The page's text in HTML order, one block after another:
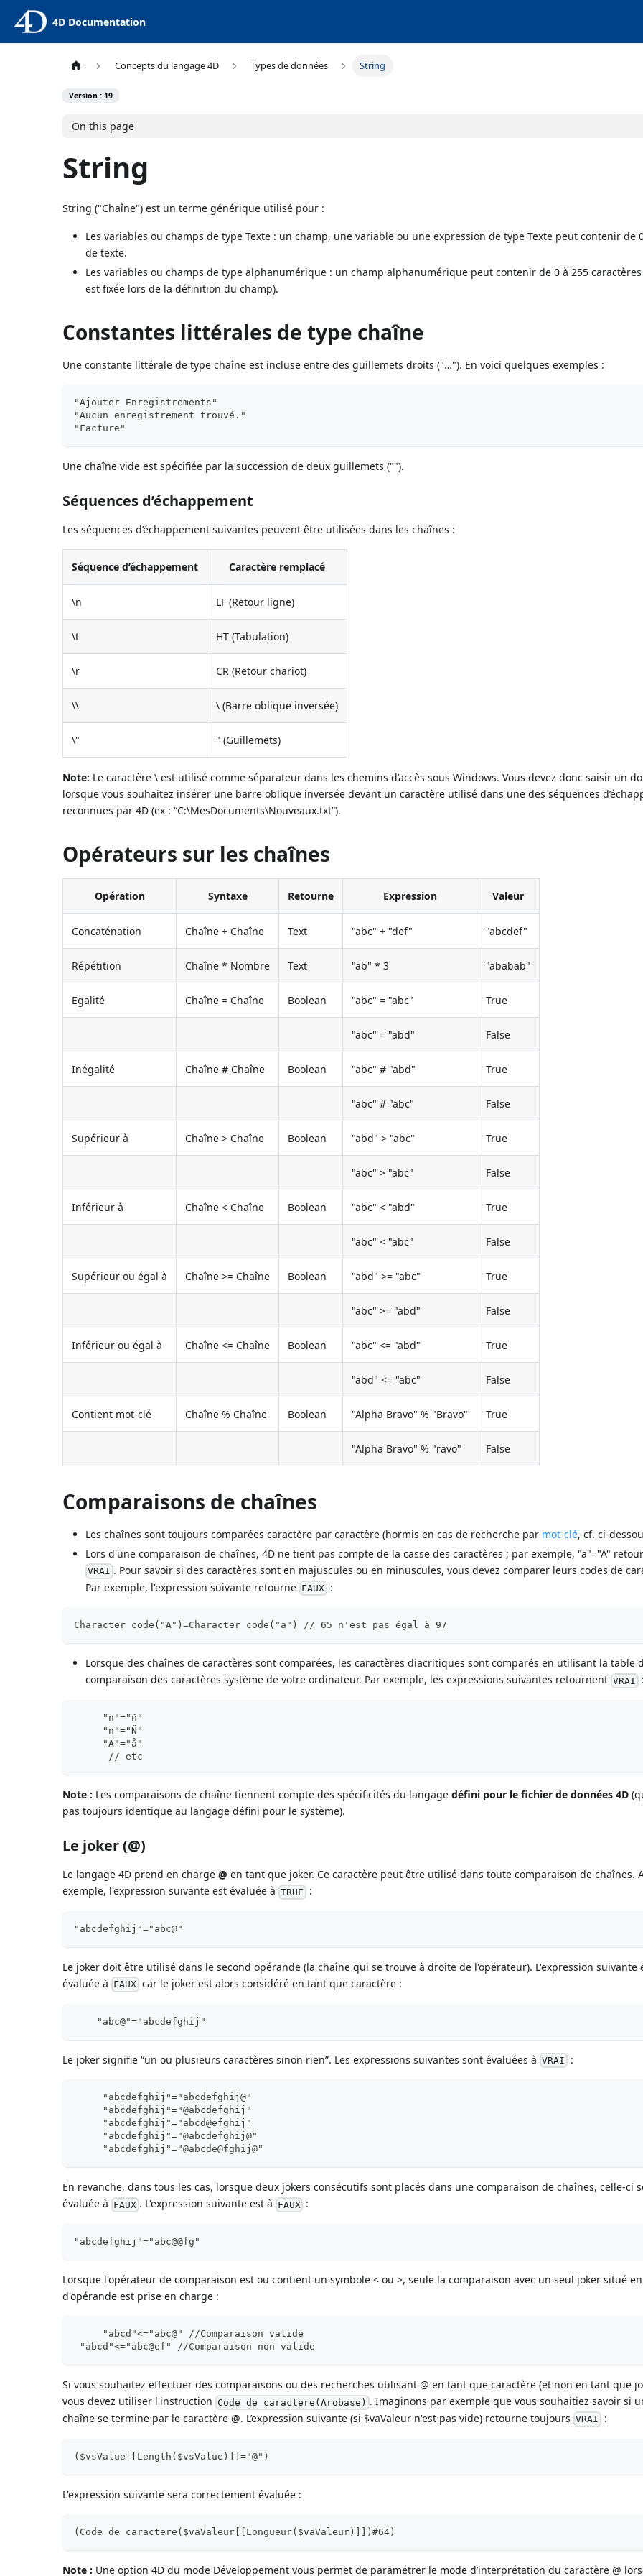
4D Documentation
Concepts du langage 4D Types de données String
Version : 19
On this page
String
String ("Chaîne") est un terme générique utilisé pour :
Les variables ou champs de type Texte : un champ, une variable ou une expression de type Texte peut contenir de
de texte.
Les variables ou champs de type alphanumérique : un champ alphanumérique peut contenir de 0 à 255
est fixée lors de la définition du champ).
Constantes littérales de type chaîne
Une constante littérale de type chaîne est incluse entre des guillemets droits ("…"). En voici quelques exemples :
"Ajouter Enregistrements"
"Aucun enregistrement trouvé."
"Facture"
Une chaîne vide est spécifiée par la succession de deux guillemets ("").
Séquences d’échappement
Les séquences d’échappement suivantes peuvent être utilisées dans les chaînes :
Séquence d’échappement Caractère remplacé
\n LF (Retour ligne)
\t HT (Tabulation)
\r CR (Retour chariot)
\\ \ (Barre oblique inversée)
\" " (Guillemets)
Note: Le caractère \ est utilisé comme séparateur dans les chemins d’accès sous Windows. Vous devez donc saisir un
lorsque vous souhaitez insérer une barre oblique inversée devant un caractère utilisé dans une des séquences
reconnues par 4D (ex : “C:\MesDocuments\Nouveaux.txt”).
Opérateurs sur les chaînes
Opération Syntaxe Retourne Expression Valeur
Concaténation Chaîne + Chaîne Text "abc" + "def" "abcdef"
Répétition Chaîne * Nombre Text "ab" * 3 "ababab"
Egalité Chaîne = Chaîne Boolean "abc" = "abc" True
"abc" = "abd" False
Inégalité Chaîne # Chaîne Boolean "abc" # "abd" True
"abc" # "abc" False
Supérieur à Chaîne > Chaîne Boolean "abd" > "abc" True
"abc" > "abc" False
Inférieur à Chaîne < Chaîne Boolean "abc" < "abd" True
"abc" < "abc" False
Supérieur ou égal à Chaîne >= Chaîne Boolean "abd" >= "abc" True
"abc" >= "abd" False
Inférieur ou égal à Chaîne <= Chaîne Boolean "abc" <= "abd" True
"abd" <= "abc" False
Contient mot-clé Chaîne % Chaîne Boolean "Alpha Bravo" % "Bravo" True
"Alpha Bravo" % "ravo" False
Comparaisons de chaînes
Les chaînes sont toujours comparées caractère par caractère (hormis en cas de recherche par mot-clé, cf. ci-
Lors d'une comparaison de chaînes, 4D ne tient pas compte de la casse des caractères ; par exemple, "a"="A"
VRAI . Pour savoir si des caractères sont en majuscules ou en minuscules, vous devez comparer leurs codes de
Par exemple, l'expression suivante retourne FAUX :
Character code("A")=Character code("a") // 65 n'est pas égal à 97
Lorsque des chaînes de caractères sont comparées, les caractères diacritiques sont comparés en utilisant la table
comparaison des caractères système de votre ordinateur. Par exemple, les expressions suivantes retournent VRAI :
     "n"="ñ"
     "n"="Ñ"
     "A"="å"
      // etc
Note : Les comparaisons de chaîne tiennent compte des spécificités du langagedéfini pour le fichier de données 4D
pas toujours identique au langage défini pour le système).
Le joker (@)
Le langage 4D prend en charge@ en tant que joker. Ce caractère peut être utilisé dans toute comparaison de chaînes.
exemple, l'expression suivante est évaluée à TRUE :
"abcdefghij"="abc@"
Le joker doit être utilisé dans le second opérande (la chaîne qui se trouve à droite de l'opérateur). L'expression suivante
évaluée à FAUX car le joker est alors considéré en tant que caractère :
    "abc@"="abcdefghij"
Le joker signifie “un ou plusieurs caractères sinon rien”. Les expressions suivantes sont évaluées à VRAI :
     "abcdefghij"="abcdefghij@"
     "abcdefghij"="@abcdefghij"
     "abcdefghij"="abcd@efghij"
     "abcdefghij"="@abcdefghij@"
     "abcdefghij"="@abcde@fghij@"
En revanche, dans tous les cas, lorsque deux jokers consécutifs sont placés dans une comparaison de chaînes, celle-ci
évaluée à FAUX . L'expression suivante est à FAUX :
"abcdefghij"="abc@@fg"
Lorsque l'opérateur de comparaison est ou contient un symbole < ou >, seule la comparaison avec un seul joker situé
d'opérande est prise en charge :
     "abcd"<="abc@" //Comparaison valide
"abcd"<="abc@ef" //Comparaison non valide
Si vous souhaitez effectuer des comparaisons ou des recherches utilisant @ en tant que caractère (et non en tant que
vous devez utiliser l'instruction Code de caractere(Arobase) . Imaginons par exemple que vous souhaitiez savoir si
chaîne se termine par le caractère @. L’expression suivante (si $vaValeur n'est pas vide) retourne toujours VRAI :
($vsValue[[Length($vsValue)]]="@")
L'expression suivante sera correctement évaluée :
(Code de caractere($vaValeur[[Longueur($vaValeur)]])#64)
Note : Une option 4D du mode Développement vous permet de paramétrer le mode d’interprétation du caractère @